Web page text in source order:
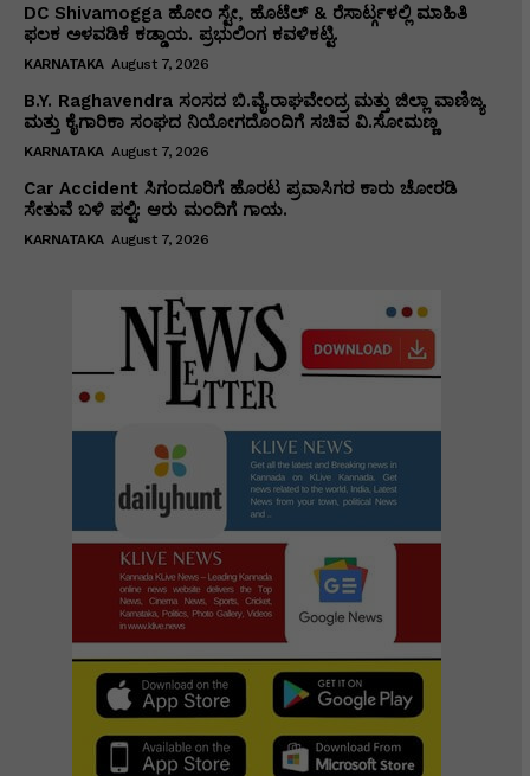
DC Shivamogga ಹೋಂ ಸ್ಟೇ, ಹೊಟೆಲ್ & ರೆಸಾರ್ಟ್ಗಳಲ್ಲಿ ಮಾಹಿತಿ
ಫಲಕ ಅಳವಡಿಕೆ ಕಡ್ಡಾಯ. ಪ್ರಭುಲಿಂಗ ಕವಳಿಕಟ್ಟಿ.
KARNATAKA August 7, 2026
B.Y. Raghavendra ಸಂಸದ ಬಿ.ವೈ.ರಾಘವೇಂದ್ರ ಮತ್ತು ಜಿಲ್ಲಾ ವಾಣಿಜ್ಯ
ಮತ್ತು ಕೈಗಾರಿಕಾ ಸಂಘದ ನಿಯೋಗದೊಂದಿಗೆ ಸಚಿವ ವಿ‌.ಸೋಮಣ್ಣ
KARNATAKA August 7, 2026
Car Accident ಸಿಗಂದೂರಿಗೆ ಹೊರಟ ಪ್ರವಾಸಿಗರ ಕಾರು ಚೋರಡಿ
ಸೇತುವೆ ಬಳಿ ಪಲ್ಟಿ: ಆರು ಮಂದಿಗೆ ಗಾಯ.
KARNATAKA August 7, 2026